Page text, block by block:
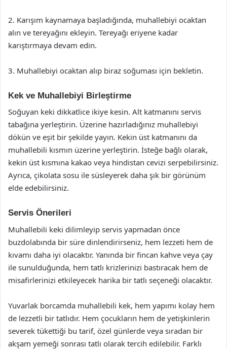
2. Karışım kaynamaya başladığında, muhallebiyi ocaktan
alın ve tereyağını ekleyin. Tereyağı eriyene kadar
karıştırmaya devam edin.
3. Muhallebiyi ocaktan alıp biraz soğuması için bekletin.
Kek ve Muhallebiyi Birleştirme
Soğuyan keki dikkatlice ikiye kesin. Alt katmanını servis
tabağına yerleştirin. Üzerine hazırladığınız muhallebiyi
dökün ve eşit bir şekilde yayın. Kekin üst katmanını da
muhallebili kısmın üzerine yerleştirin. İsteğe bağlı olarak,
kekin üst kısmına kakao veya hindistan cevizi serpebilirsiniz.
Ayrıca, çikolata sosu ile süsleyerek daha şık bir görünüm
elde edebilirsiniz.
Servis Önerileri
Muhallebili keki dilimleyip servis yapmadan önce
buzdolabında bir süre dinlendirirseniz, hem lezzeti hem de
kıvamı daha iyi olacaktır. Yanında bir fincan kahve veya çay
ile sunulduğunda, hem tatlı krizlerinizi bastıracak hem de
misafirlerinizi etkileyecek harika bir tatlı seçeneği olacaktır.
Yuvarlak borcamda muhallebili kek, hem yapımı kolay hem
de lezzetli bir tatlıdır. Hem çocukların hem de yetişkinlerin
severek tükettiği bu tarif, özel günlerde veya sıradan bir
akşam yemeği sonrası tatlı olarak tercih edilebilir. Farklı